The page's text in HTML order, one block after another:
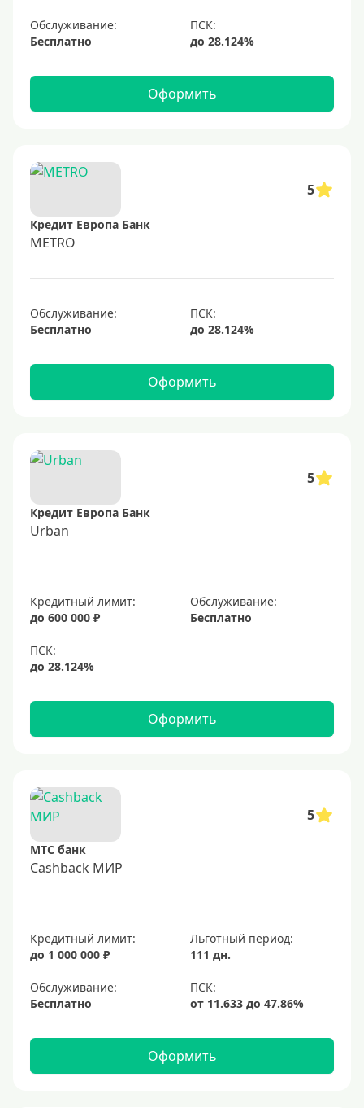
Обслуживание:
Бесплатно
Оформить
5
Кредит Европа Банк
METRO
Обслуживание:
Бесплатно
Оформить
5
Кредит Европа Банк
Urban
Кредитный лимит:
до 600 000 ₽
Обслуживание:
Бесплатно
Оформить
5
МТС банк
Cashback МИР
Кредитный лимит:
до 1 000 000 ₽
Льготный период:
111 дн.
Обслуживание:
Бесплатно
Оформить